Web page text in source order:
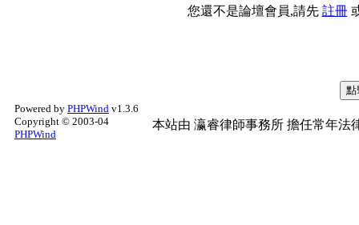
您還不是論壇會員,請先 註冊
Powered by PHPWind v1.3.6
Copyright © 2003-04
PHPWind
本站由 瀛睿律師事務所 擔任常年法